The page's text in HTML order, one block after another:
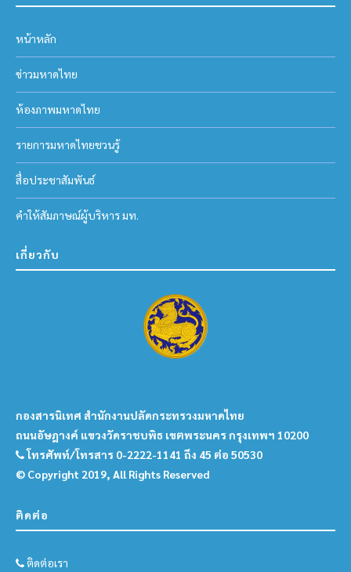
หน้าหลัก
ข่าวมหาดไทย
ห้องภาพมหาดไทย
รายการมหาดไทยชวนรู้
สื่อประชาสัมพันธ์
คำให้สัมภาษณ์ผู้บริหาร มท.
เกี่ยวกับ
กองสารนิเทศ สำนักงานปลัดกระทรวงมหาดไทย
ถนนอัษฎางค์ แขวงวัดราชบพิธ เขตพระนคร กรุงเทพฯ 10200
โทรศัพท์/โทรสาร 0-2222-1141 ถึง 45 ต่อ 50530
© Copyright 2019, All Rights Reserved
ติดต่อ
ติดต่อเรา